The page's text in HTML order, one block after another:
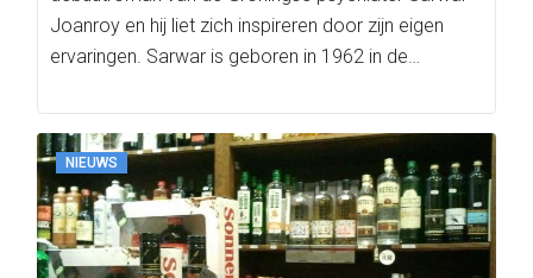
Joanroy en hij liet zich inspireren door zijn eigen
ervaringen. Sarwar is geboren in 1962 in de…
NIEUWS